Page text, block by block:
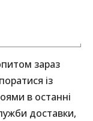
зараз
із
в останні
доставки,